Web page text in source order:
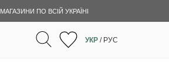
МАГАЗИНИ ПО ВСІЙ УКРАЇНІ
УКР / РУС